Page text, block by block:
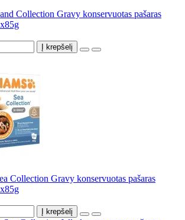
Collection Gravy konservuotas pašaras
Į krepšelį
Collection Gravy konservuotas pašaras
Į krepšelį